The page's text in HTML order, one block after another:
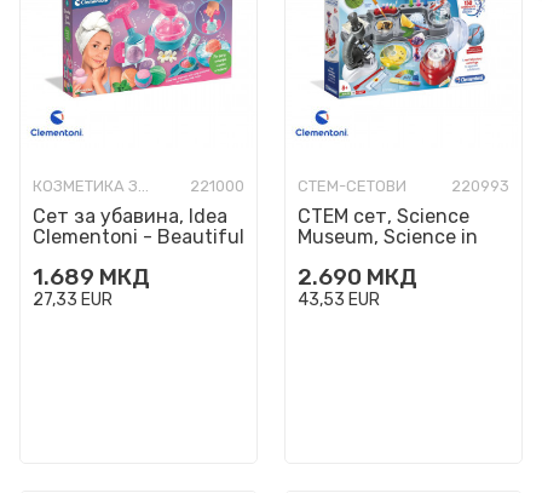
КОЗМЕТИКА ЗА ДЕЦА 221000
Сет за убавина, Idea
Clementoni - Beautiful
1.689 МКД
27,33 EUR
СТЕМ-СЕТОВИ 220993
СТЕМ сет, Science
Museum, Science in
2.690 МКД
43,53 EUR